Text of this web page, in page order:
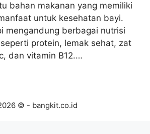
bahan makanan yang memiliki
untuk kesehatan bayi.
mengandung berbagai nutrisi
protein, lemak sehat, zat
dan vitamin B12.…
© - bangkit.co.id